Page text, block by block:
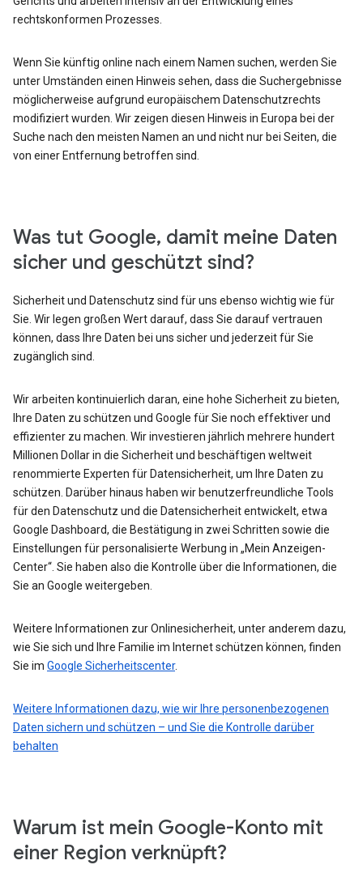
rechtskonformen Prozesses.
Wenn Sie künftig online nach einem Namen suchen, werden Sie
unter Umständen einen Hinweis sehen, dass die Suchergebnisse
möglicherweise aufgrund europäischem Datenschutzrechts
modifiziert wurden. Wir zeigen diesen Hinweis in Europa bei der
Suche nach den meisten Namen an und nicht nur bei Seiten, die
von einer Entfernung betroffen sind.
Was tut Google, damit meine Daten
sicher und geschützt sind?
Sicherheit und Datenschutz sind für uns ebenso wichtig wie für
Sie. Wir legen großen Wert darauf, dass Sie darauf vertrauen
können, dass Ihre Daten bei uns sicher und jederzeit für Sie
zugänglich sind.
Wir arbeiten kontinuierlich daran, eine hohe Sicherheit zu bieten,
Ihre Daten zu schützen und Google für Sie noch effektiver und
effizienter zu machen. Wir investieren jährlich mehrere hundert
Millionen Dollar in die Sicherheit und beschäftigen weltweit
renommierte Experten für Datensicherheit, um Ihre Daten zu
schützen. Darüber hinaus haben wir benutzerfreundliche Tools
für den Datenschutz und die Datensicherheit entwickelt, etwa
Google Dashboard, die Bestätigung in zwei Schritten sowie die
Einstellungen für personalisierte Werbung in „Mein Anzeigen-
Center“. Sie haben also die Kontrolle über die Informationen, die
Sie an Google weitergeben.
Weitere Informationen zur Onlinesicherheit, unter anderem dazu,
wie Sie sich und Ihre Familie im Internet schützen können, finden
Sie im Google Sicherheitscenter.
Weitere Informationen dazu, wie wir Ihre personenbezogenen
Daten sichern und schützen – und Sie die Kontrolle darüber
behalten
Warum ist mein Google-Konto mit
einer Region verknüpft?